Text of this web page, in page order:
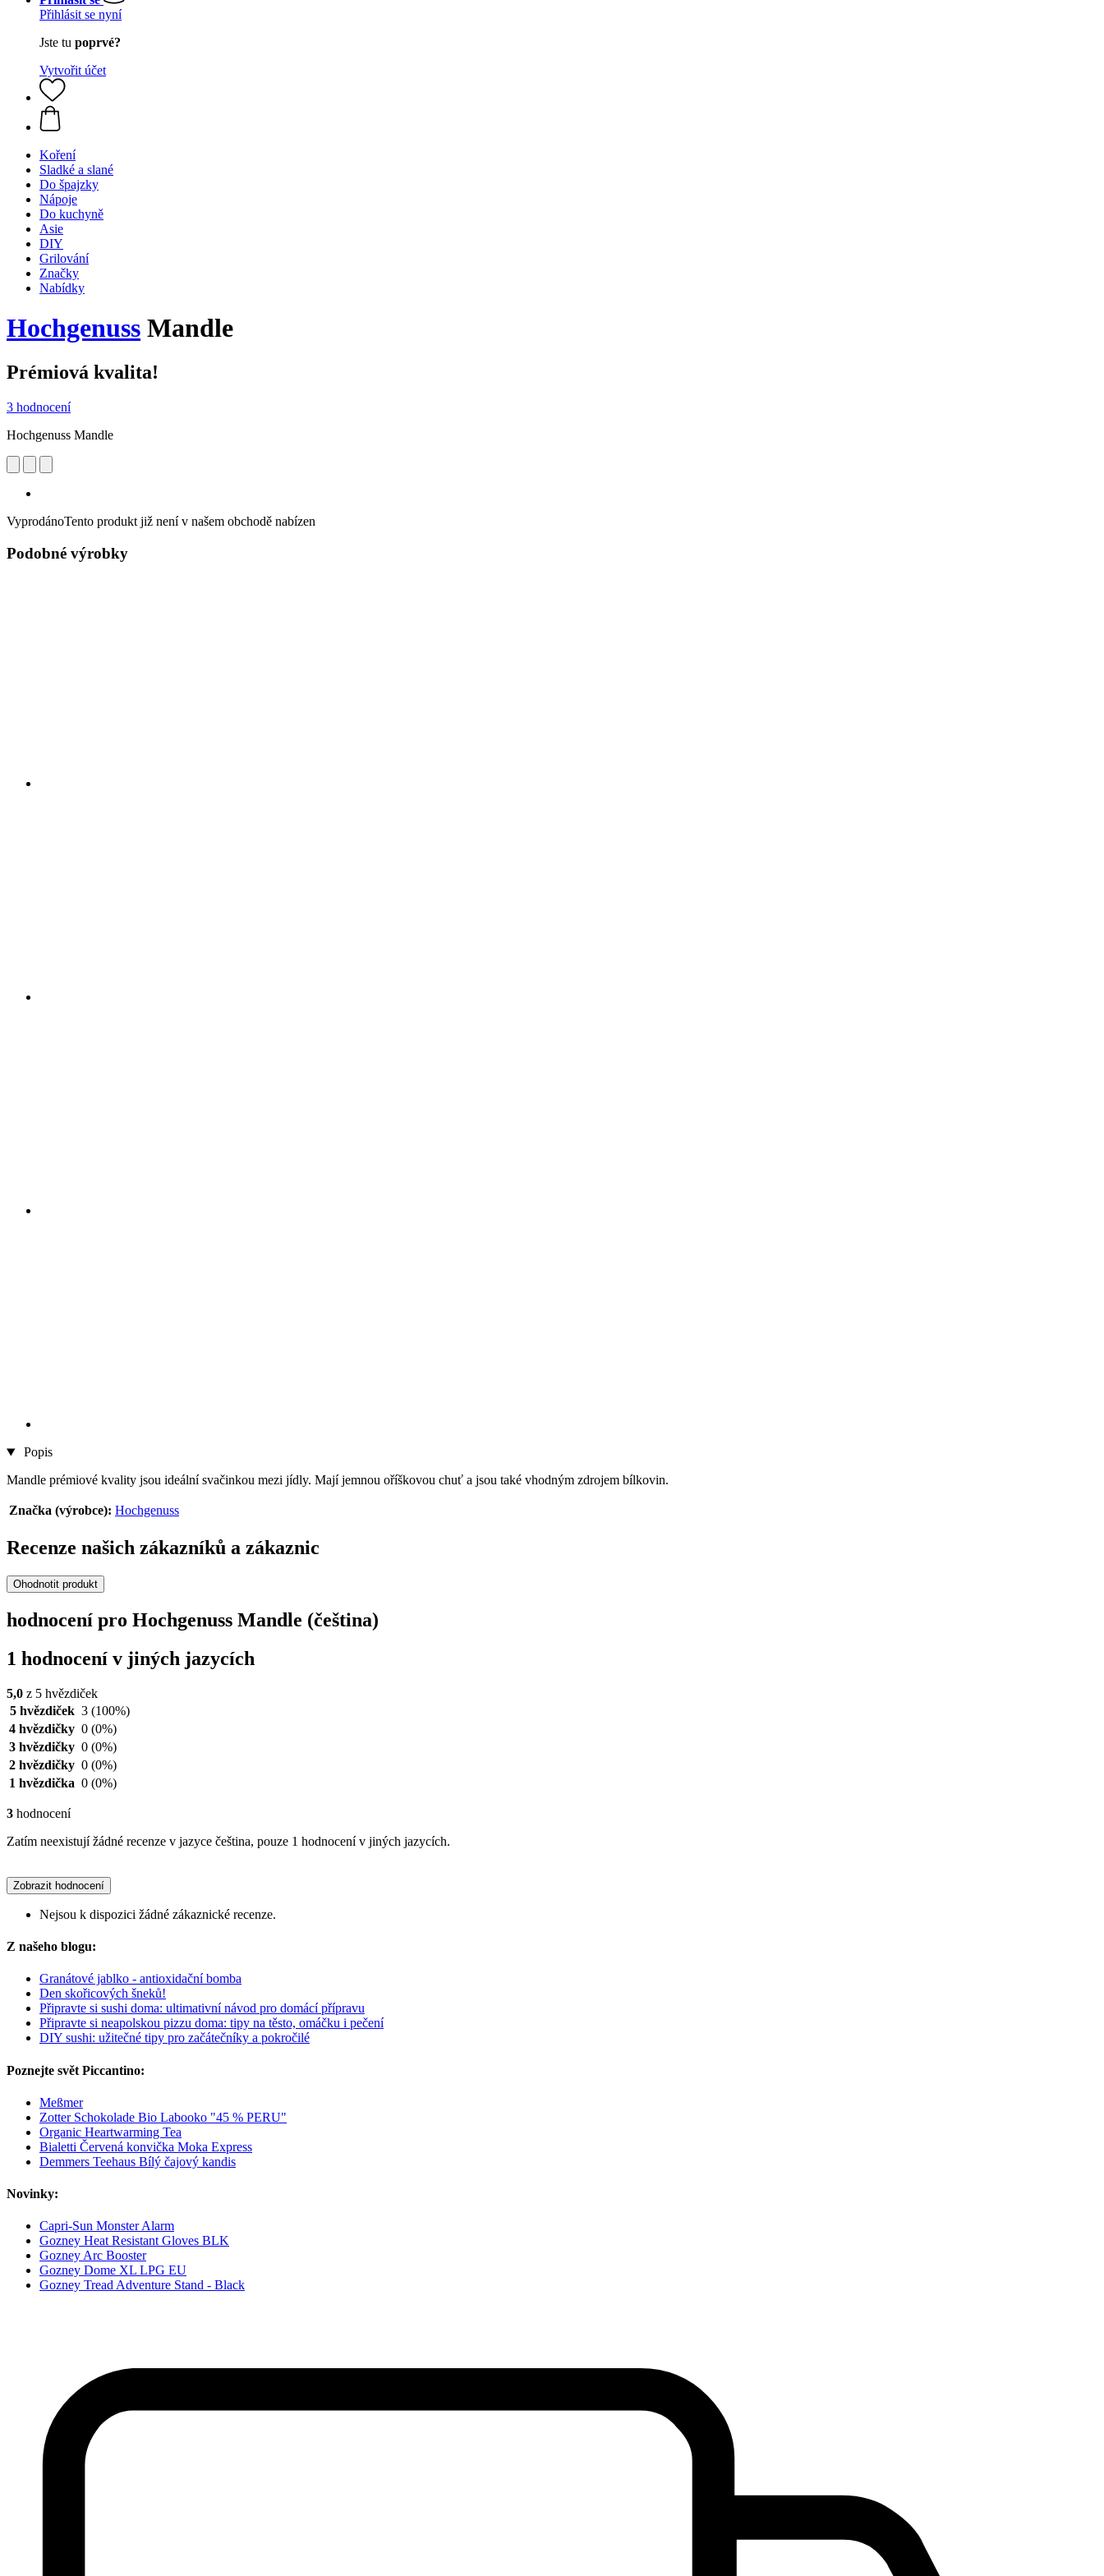
Přihlásit se nyní
Jste tu poprvé?
Vytvořit účet
Koření
Sladké a slané
Do špajzky
Nápoje
Do kuchyně
Asie
DIY
Grilování
Značky
Nabídky
Hochgenuss Mandle
Prémiová kvalita!
3 hodnocení
Hochgenuss Mandle
VyprodánoTento produkt již není v našem obchodě nabízen
Podobné výrobky
Popis
Mandle prémiové kvality jsou ideální svačinkou mezi jídly. Mají jemnou oříškovou chuť a jsou také vhodným zdrojem bílkovin.
Značka (výrobce): Hochgenuss
Recenze našich zákazníků a zákaznic
Ohodnotit produkt
hodnocení pro Hochgenuss Mandle (čeština)
1 hodnocení v jiných jazycích
5,0 z 5 hvězdiček
5 hvězdiček 3 (100%)
4 hvězdičky 0 (0%)
3 hvězdičky 0 (0%)
2 hvězdičky 0 (0%)
1 hvězdička 0 (0%)
3 hodnocení
Zatím neexistují žádné recenze v jazyce čeština, pouze 1 hodnocení v jiných jazycích.
Zobrazit hodnocení
Nejsou k dispozici žádné zákaznické recenze.
Z našeho blogu:
Granátové jablko - antioxidační bomba
Den skořicových šneků!
Připravte si sushi doma: ultimativní návod pro domácí přípravu
Připravte si neapolskou pizzu doma: tipy na těsto, omáčku i pečení
DIY sushi: užitečné tipy pro začátečníky a pokročilé
Poznejte svět Piccantino:
Meßmer
Zotter Schokolade Bio Labooko "45 % PERU"
Organic Heartwarming Tea
Bialetti Červená konvička Moka Express
Demmers Teehaus Bílý čajový kandis
Novinky:
Capri-Sun Monster Alarm
Gozney Heat Resistant Gloves BLK
Gozney Arc Booster
Gozney Dome XL LPG EU
Gozney Tread Adventure Stand - Black